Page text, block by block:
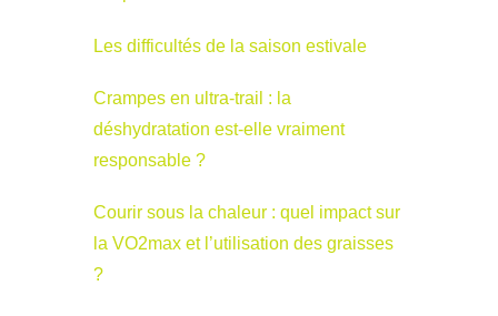
Les difficultés de la saison estivale
Crampes en ultra-trail : la
déshydratation est-elle vraiment
responsable ?
Courir sous la chaleur : quel impact sur
la VO2max et l’utilisation des graisses
?